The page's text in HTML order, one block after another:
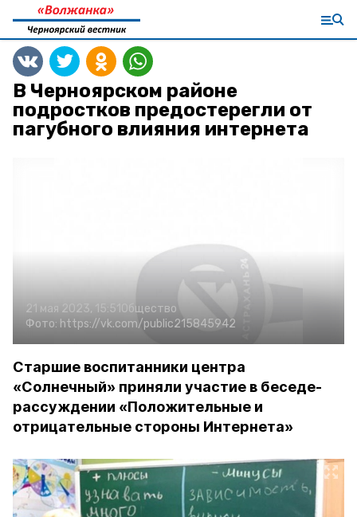
В Черноярском районе
подростков предостерегли от
пагубного влияния интернета
21 мая 2023, 15:51 Общество
Фото: https://vk.com/public215845942
Старшие воспитанники центра
«Солнечный» приняли участие в беседе-
рассуждении «Положительные и
отрицательные стороны Интернета»